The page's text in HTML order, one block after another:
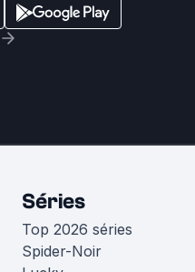
Séries
Top 2026 séries
Spider-Noir